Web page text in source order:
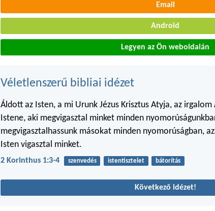
Email
Android
Legyen az Ön weboldalán
Véletlenszerű bibliai idézet
Áldott az Isten, a mi Urunk Jézus Krisztus Atyja, az
Istene, aki megvigasztal minket minden
megvigasztalhassunk másokat minden nyomorúságban,
Isten vigasztal minket.
2 Korinthus 1:3-4 szenvedés istentisztelet bátorítás
Következő idézet!